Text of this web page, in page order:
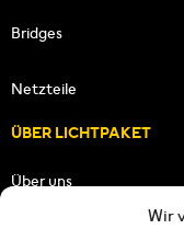
Wir
Bridges
Netzteile
ÜBER LICHTPAKET
Über uns